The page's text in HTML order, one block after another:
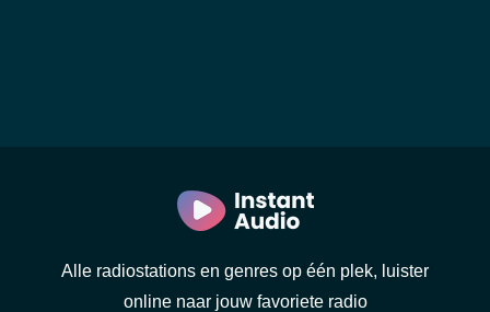
Alle radiostations en genres op één plek, luister
online naar jouw favoriete radio